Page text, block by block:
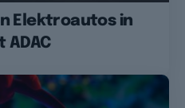
Elektroautos in
ADAC